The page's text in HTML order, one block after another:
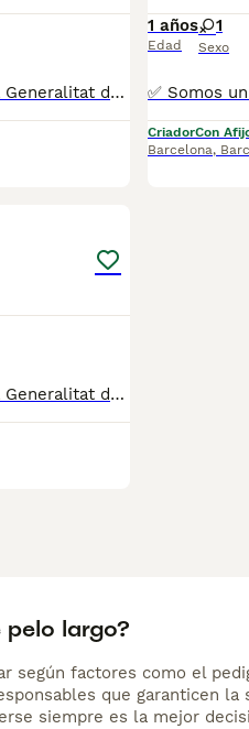
✅ Somos un criadero autorizado y certificado por la Generalitat de Catalunya. PARA MÁS INFORMACIÓN: ☎️ 933095977 📱 685878504 / 674320847 💻 www.aquanatura.es 🚙 Hacemos envíos 📌 Calle Roger de Flor 45, muy cerca del Arc de Triomf de Barcelona, de Lunes a Sábados, desde las 10h hasta las 20:00h. Se entregan con la mayoría de sus vacunas, desparasitados interna y externamente, con microchip y su registro, cartilla sanitaria y contrato de garantías, bajo la supervisión de nuestro equipo veterinario.
1 años
Edad
1
Sexo
CriadorCon
Barcelona,
✅ Somos un criadero autorizado y certificado por la Generalitat de Catalunya. PARA MÁS INFORMACIÓN: ☎️ 933095977 📱 685878504 / 674320847 💻 www.aquanatura.es 🚙 Hacemos envíos 📌 Calle Roger de Flor 45, muy cerca del Arc de Triomf de Barcelona, de Lunes a Sábados. Se entregan con la mayoría de sus vacunas, desparasitados interna y externamente, con microchip y su registro, cartilla sanitaria y contrato de garantías, bajo la supervisión de nuestro equipo veterinario. AQUANATURA
largo?
según factores como el
que garanticen
siempre es la mejor